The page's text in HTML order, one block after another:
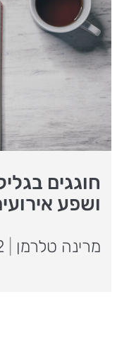
חוגגים
ושפע
מרינה טלרמן